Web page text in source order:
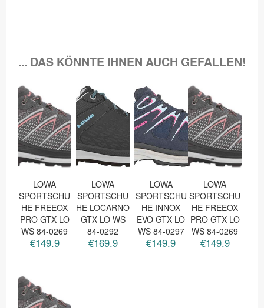
... DAS KÖNNTE IHNEN AUCH GEFALLEN!
LOWA
SPORTSCHU
HE FREEOX
PRO GTX LO
WS 84-0269
€149.9
LOWA
SPORTSCHU
HE LOCARNO
GTX LO WS
84-0292
€169.9
LOWA
SPORTSCHU
HE INNOX
EVO GTX LO
WS 84-0297
€149.9
LOWA
SPORTSCHU
HE FREEOX
PRO GTX LO
WS 84-0269
€149.9